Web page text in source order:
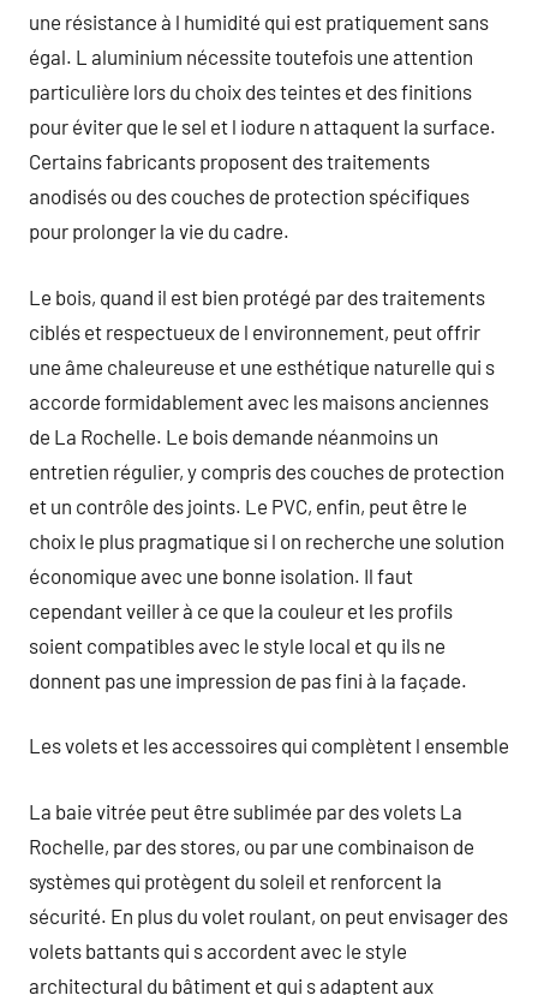
une résistance à l humidité qui est pratiquement sans
égal. L aluminium nécessite toutefois une attention
particulière lors du choix des teintes et des finitions
pour éviter que le sel et l iodure n attaquent la surface.
Certains fabricants proposent des traitements
anodisés ou des couches de protection spécifiques
pour prolonger la vie du cadre.
Le bois, quand il est bien protégé par des traitements
ciblés et respectueux de l environnement, peut offrir
une âme chaleureuse et une esthétique naturelle qui s
accorde formidablement avec les maisons anciennes
de La Rochelle. Le bois demande néanmoins un
entretien régulier, y compris des couches de protection
et un contrôle des joints. Le PVC, enfin, peut être le
choix le plus pragmatique si l on recherche une solution
économique avec une bonne isolation. Il faut
cependant veiller à ce que la couleur et les profils
soient compatibles avec le style local et qu ils ne
donnent pas une impression de pas fini à la façade.
Les volets et les accessoires qui complètent l ensemble
La baie vitrée peut être sublimée par des volets La
Rochelle, par des stores, ou par une combinaison de
systèmes qui protègent du soleil et renforcent la
sécurité. En plus du volet roulant, on peut envisager des
volets battants qui s accordent avec le style
architectural du bâtiment et qui s adaptent aux